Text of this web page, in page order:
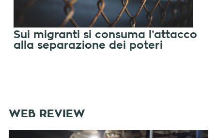
Sui migranti si consuma l’attacco
alla separazione dei poteri
WEB REVIEW